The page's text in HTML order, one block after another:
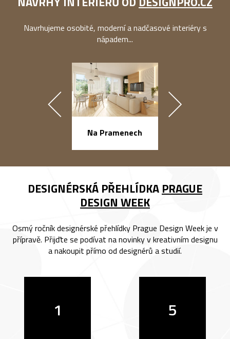
Navrhujeme osobité, moderní a nadčasové interiéry s
nápadem...
Na Pramenech
DESIGNÉRSKÁ PŘEHLÍDKA PRAGUE
DESIGN WEEK
Osmý ročník designérské přehlídky Prague Design Week je v
přípravě. Přijďte se podívat na novinky v kreativním designu
a nakoupit přímo od designérů a studií.
1 5